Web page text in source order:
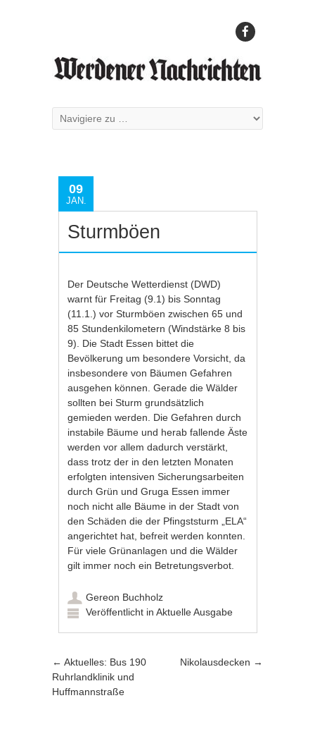
09
JAN.
Sturmböen
Der Deutsche Wetterdienst (DWD)
warnt für Freitag (9.1) bis Sonntag
(11.1.) vor Sturmböen zwischen 65 und
85 Stundenkilometern (Windstärke 8 bis
9). Die Stadt Essen bittet die
Bevölkerung um besondere Vorsicht, da
insbesondere von Bäumen Gefahren
ausgehen können. Gerade die Wälder
sollten bei Sturm grundsätzlich
gemieden werden. Die Gefahren durch
instabile Bäume und herab fallende Äste
werden vor allem dadurch verstärkt,
dass trotz der in den letzten Monaten
erfolgten intensiven Sicherungsarbeiten
durch Grün und Gruga Essen immer
noch nicht alle Bäume in der Stadt von
den Schäden die der Pfingststurm „ELA“
angerichtet hat, befreit werden konnten.
Für viele Grünanlagen und die Wälder
gilt immer noch ein Betretungsverbot.
Gereon Buchholz
Veröffentlicht inAktuelle Ausgabe
Artikel-Navigation
← Aktuelles: Bus 190
Ruhrlandklinik und
Huffmannstraße
Nikolausdecken →